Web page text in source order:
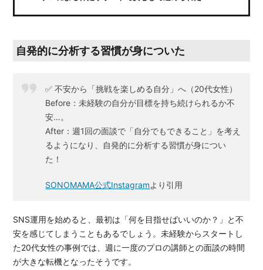
自発的に分析する習慣が身についた
✅ 不安から「挑戦を楽しめる自分」へ（20代女性）
Before：未経験の自分が目標を持ち続けられるか不
安…。
After：週1回の面談で「自分でもできること」を考え
るようになり、自発的に分析する習慣が身につい
た！
SONOMAMA公式Instagramより引用
SNS運用を始めると、最初は「何を目指せばいいのか？」と不
安を感じてしまうこともあるでしょう。未経験からスタートし
た20代女性の事例では、週に一度のプロの講師との面談の時間
が大きな転機となったそうです。